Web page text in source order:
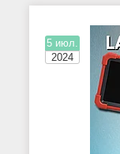
5 июл.
2024